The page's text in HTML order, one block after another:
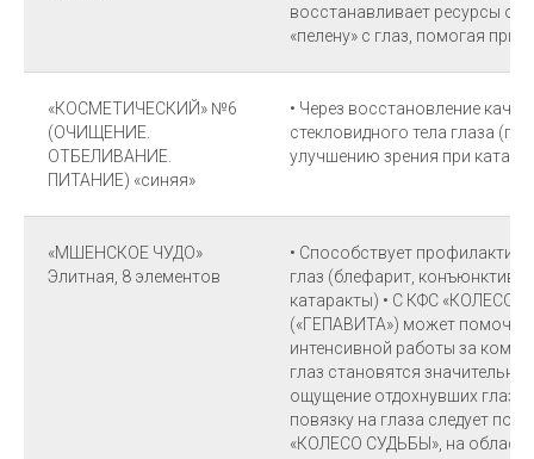
восстанавливает ресурсы
«пелену» с глаз, помогая при
«КОСМЕТИЧЕСКИЙ» №6
(ОЧИЩЕНИЕ.
ОТБЕЛИВАНИЕ.
ПИТАНИЕ) «синяя»
• Через восстановление
стекловидного тела глаза
улучшению зрения при
«МШЕНСКОЕ ЧУДО»
Элитная, 8 элементов
• Способствует
глаз (блефарит,
катаракты) • С КФС «КОЛЕСО
(«ГЕПАВИТА») может помочь
интенсивной работы за
глаз становятся значительно
ощущение отдохнувших глаз,
повязку на глаза следует
«КОЛЕСО СУДЬБЫ», на области